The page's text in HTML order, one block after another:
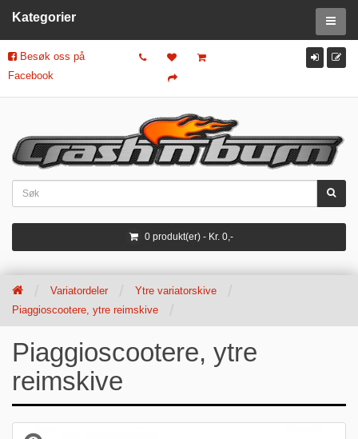
Besøk oss på
Facebook
0 produkt(er) - Kr. 0,-
Kategorier
Variatordeler
Ytre variatorskive
Piaggioscootere, ytre reimskive
Piaggioscootere, ytre
reimskive